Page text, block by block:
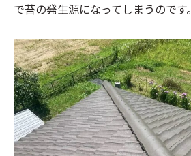
で苔の発生源になってしまうのです。